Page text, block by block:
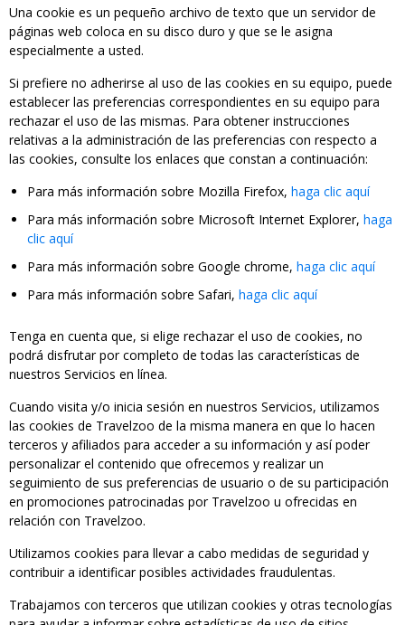
Una cookie es un pequeño archivo de texto que un servidor de
páginas web coloca en su disco duro y que se le asigna
especialmente a usted.
Si prefiere no adherirse al uso de las cookies en su equipo, puede
establecer las preferencias correspondientes en su equipo para
rechazar el uso de las mismas. Para obtener instrucciones
relativas a la administración de las preferencias con respecto a
las cookies, consulte los enlaces que constan a continuación:
Para más información sobre Mozilla Firefox, haga clic aquí
Para más información sobre Microsoft Internet Explorer, haga
clic aquí
Para más información sobre Google chrome, haga clic aquí
Para más información sobre Safari, haga clic aquí
Tenga en cuenta que, si elige rechazar el uso de cookies, no
podrá disfrutar por completo de todas las características de
nuestros Servicios en línea.
Cuando visita y/o inicia sesión en nuestros Servicios, utilizamos
las cookies de Travelzoo de la misma manera en que lo hacen
terceros y afiliados para acceder a su información y así poder
personalizar el contenido que ofrecemos y realizar un
seguimiento de sus preferencias de usuario o de su participación
en promociones patrocinadas por Travelzoo u ofrecidas en
relación con Travelzoo.
Utilizamos cookies para llevar a cabo medidas de seguridad y
contribuir a identificar posibles actividades fraudulentas.
Trabajamos con terceros que utilizan cookies y otras tecnologías